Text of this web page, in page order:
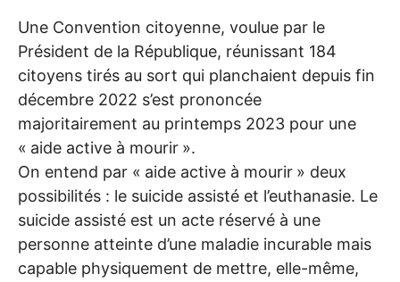
Une Convention citoyenne, voulue par le
Président de la République, réunissant 184
citoyens tirés au sort qui planchaient depuis fin
décembre 2022 s’est prononcée
majoritairement au printemps 2023 pour une
« aide active à mourir ».
On entend par « aide active à mourir » deux
possibilités : le suicide assisté et l’euthanasie. Le
suicide assisté est un acte réservé à une
personne atteinte d’une maladie incurable mais
capable physiquement de mettre, elle-même,